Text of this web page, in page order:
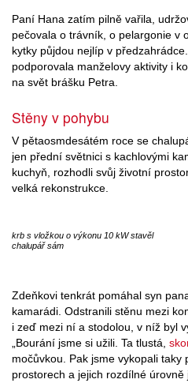
Paní Hana zatím pilně vařila,
pečovala o trávník, o pelargonie v
kytky půjdou nejlíp v
podporovala manželovy aktivity i
na svět brášku Petra.
Stěny v pohybu
V pětaosmdesátém roce se
jen přední světnici s kachlovými
kuchyň, rozhodli svůj životní
velká rekonstrukce.
krb s vložkou o výkonu 10 kW stavěl
chalupář sám
Zdeňkovi tenkrát pomáhal syn
kamarádi. Odstranili stěnu mezi
i zeď mezi ní a stodolou, v níž byl
„Bourání jsme si užili. Ta tlustá,
močůvkou. Pak jsme vykopali taky
prostorech a jejich rozdílné